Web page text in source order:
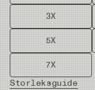
3X
5X
7X
Storleksguide